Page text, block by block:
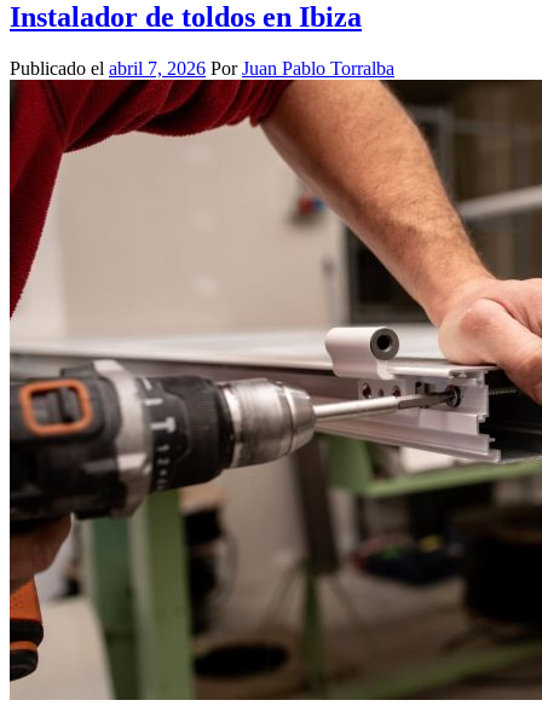
Instalador de toldos en Ibiza
Publicado el abril 7, 2026 PorJuan Pablo Torralba